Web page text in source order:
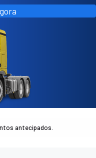
antecipados.